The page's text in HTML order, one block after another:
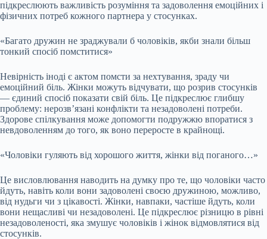
підкреслюють важливість розуміння та задоволення емоційних і
фізичних потреб кожного партнера у стосунках.
«Багато дружин не зраджували б чоловіків, якби знали більш
тонкий спосіб помститися»
Невірність іноді є актом помсти за нехтування, зраду чи
емоційний біль. Жінки можуть відчувати, що розрив стосунків
— єдиний спосіб показати свій біль. Це підкреслює глибшу
проблему: нерозв’язані конфлікти та незадоволені потреби.
Здорове спілкування може допомогти подружжю впоратися з
невдоволенням до того, як воно переросте в крайнощі.
«Чоловіки гуляють від хорошого життя, жінки від поганого…»
Це висловлювання наводить на думку про те, що чоловіки часто
йдуть, навіть коли вони задоволені своєю дружиною, можливо,
від нудьги чи з цікавості. Жінки, навпаки, частіше йдуть, коли
вони нещасливі чи незадоволені. Це підкреслює різницю в рівні
незадоволеності, яка змушує чоловіків і жінок відмовлятися від
стосунків.